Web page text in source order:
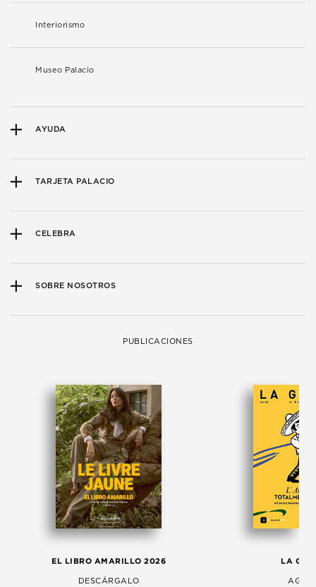
Interiorismo
Museo Palacio
AYUDA
TARJETA PALACIO
CELEBRA
SOBRE NOSOTROS
PUBLICACIONES
EL LIBRO AMARILLO 2026
DESCÁRGALO
LA